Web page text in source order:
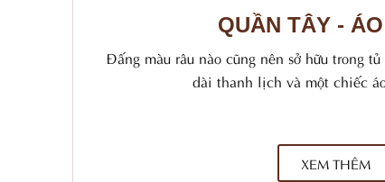
QUẦN TÂY -
Đấng màu râu nào cũng nên sở hữu trong
dài thanh lịch và một chiếc
XEM THÊM